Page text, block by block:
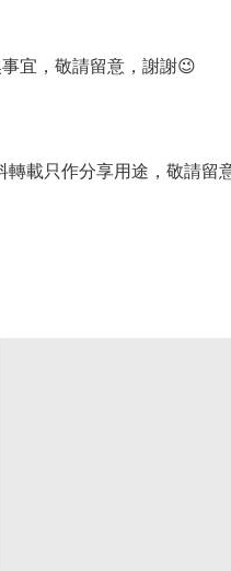
宜，敬請留意，謝謝😉
轉載只作分享用途，敬請留